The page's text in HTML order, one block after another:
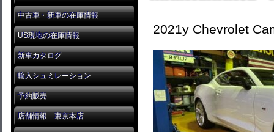
中古車・新車の在庫情報
US現地の在庫情報
新車カタログ
輸入シュミレーション
予約販売
店舗情報 東京本店
2021y Chevrolet